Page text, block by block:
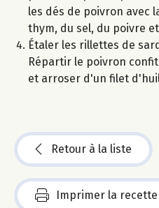
les dés de poivron avec
thym, du sel, du poivre
Étaler les rillettes de
Répartir le poivron
et arroser d'un filet
Retour à la liste
Imprimer la recette